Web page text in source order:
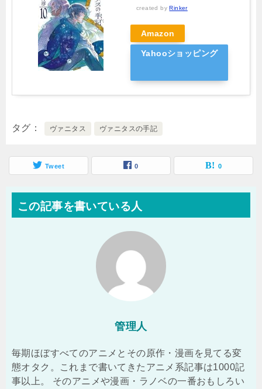
created byRinker
Amazon
Yahooショッピング
タグ ヴァニタス ヴァニタスの手記
Tweet 0 0
この記事を書いている人
管理人
毎期ほぼすべてのアニメとその原作・漫画を見てる変
態オタク。これまで書いてきたアニメ系記事は1000記
事以上。 そのアニメや漫画・ラノベの一番おもしろい